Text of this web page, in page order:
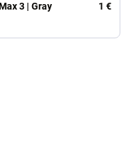
3 | Gray 1 €